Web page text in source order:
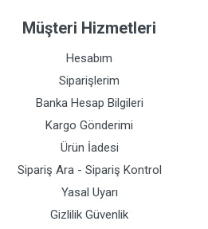
Müşteri Hizmetleri
Hesabım
Siparişlerim
Banka Hesap Bilgileri
Kargo Gönderimi
Ürün İadesi
Sipariş Ara - Sipariş Kontrol
Yasal Uyarı
Gizlilik Güvenlik